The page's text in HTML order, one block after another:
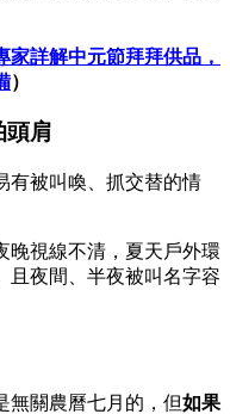
詳解中元節拜拜供品，
）
頭肩
有被叫喚、抓交替的情
晚視線不清，夏天戶外環
且夜間、半夜被叫名字容
無關農曆七月的，但如果